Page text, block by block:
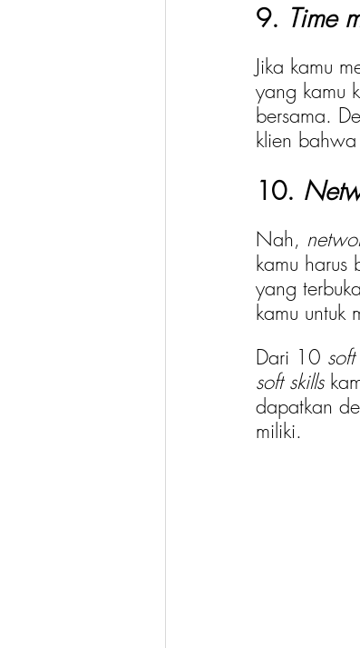
9. Time
Jika kamu
yang kamu
bersama.
klien
10.
Nah,
kamu harus
yang
kamu untuk
Dari 10
soft skills
dapatkan
miliki.